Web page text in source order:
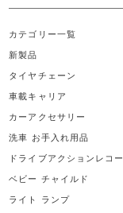
カテゴリー一覧
新製品
タイヤチェーン
車載キャリア
カーアクセサリー
洗車 お手入れ用品
ドライブアクションレコ
ベビー チャイルド
ライト ランプ